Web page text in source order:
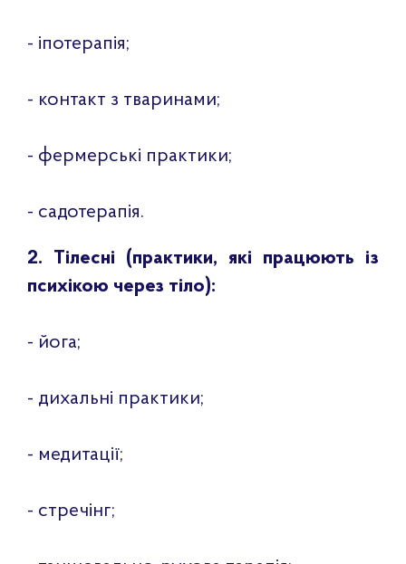
- іпотерапія;
- контакт з тваринами;
- фермерські практики;
- садотерапія.
2. Тілесні (практики, які працюють із
психікою через тіло):
- йога;
- дихальні практики;
- медитації;
- стречінг;